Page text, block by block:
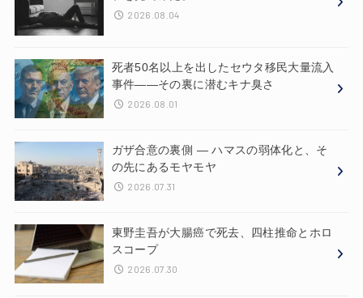
2026.08.04
死者50名以上を出したセウタ移民大量流入
事件——その裏に潜むキナ臭さ
2026.08.01
ガザ合意の裏側 ― ハマスの弱体化と、そ
の先にあるモヤモヤ
2026.07.31
東野圭吾が大腸癌で死去、四柱推命とホロ
スコープ
2026.07.30